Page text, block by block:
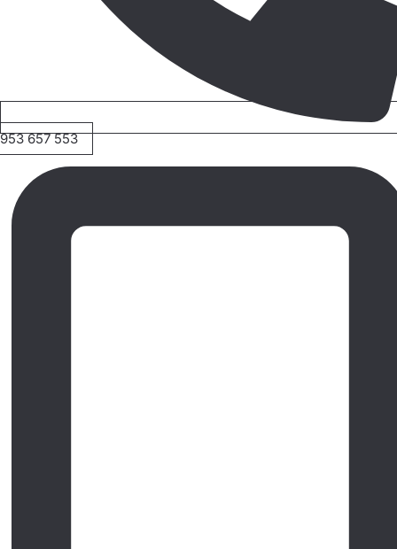
953 657 553